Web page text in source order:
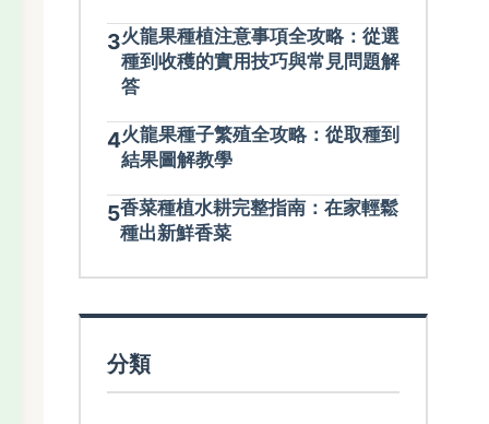
3火龍果種植注意事項全攻略：從選
種到收穫的實用技巧與常見問題解
答
4火龍果種子繁殖全攻略：從取種到
結果圖解教學
5香菜種植水耕完整指南：在家輕鬆
種出新鮮香菜
分類